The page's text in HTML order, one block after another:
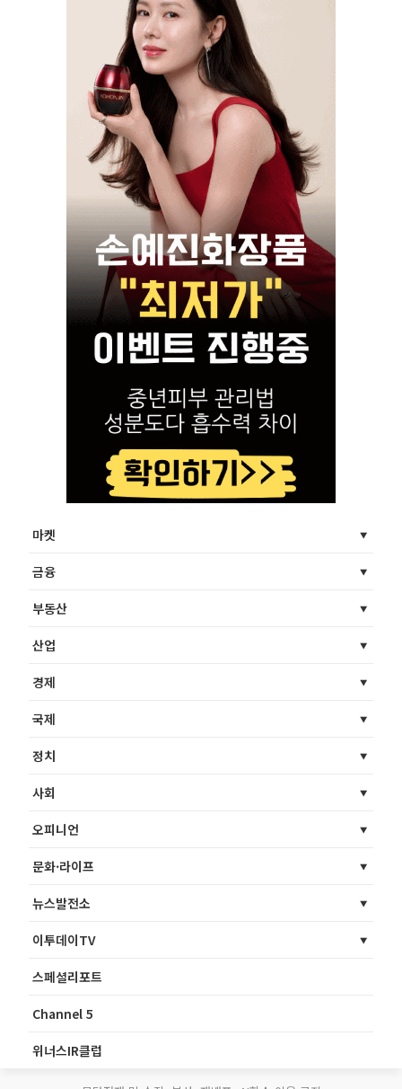
마켓
금융
부동산
산업
경제
국제
정치
사회
오피니언
문화·라이프
뉴스발전소
이투데이TV
스페셜리포트
Channel 5
위너스IR클럽